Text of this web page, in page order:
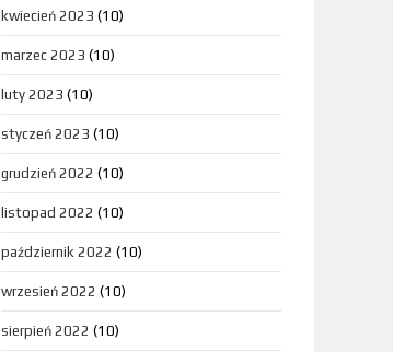
kwiecień 2023 (10)
marzec 2023 (10)
luty 2023 (10)
styczeń 2023 (10)
grudzień 2022 (10)
listopad 2022 (10)
październik 2022 (10)
wrzesień 2022 (10)
sierpień 2022 (10)